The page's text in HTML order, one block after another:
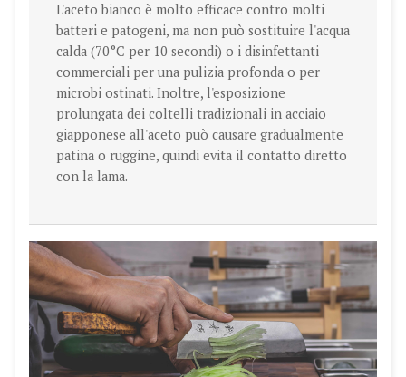
L'aceto bianco è molto efficace contro molti
batteri e patogeni, ma non può sostituire l'acqua
calda (70°C per 10 secondi) o i disinfettanti
commerciali per una pulizia profonda o per
microbi ostinati. Inoltre, l'esposizione
prolungata dei coltelli tradizionali in acciaio
giapponese all'aceto può causare gradualmente
patina o ruggine, quindi evita il contatto diretto
con la lama.